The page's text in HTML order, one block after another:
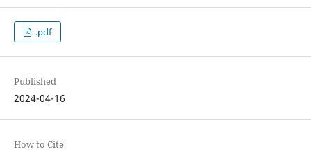
.pdf
Published
2024-04-16
How to Cite